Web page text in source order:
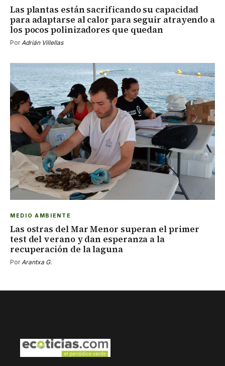
Las plantas están sacrificando su capacidad
para adaptarse al calor para seguir atrayendo a
los pocos polinizadores que quedan
Por Adrián Villellas
MEDIO AMBIENTE
Las ostras del Mar Menor superan el primer
test del verano y dan esperanza a la
recuperación de la laguna
Por Arantxa G.